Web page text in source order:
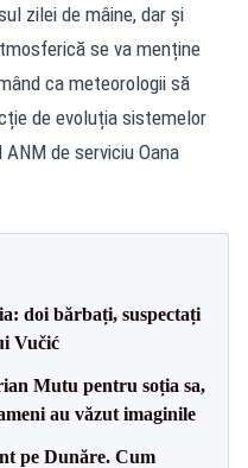
zilei de mâine, dar și
se va menține
ca meteorologii să
de evoluția sistemelor
de serviciu Oana
doi bărbați, suspectați
Vučić
Mutu pentru soția sa,
au văzut imaginile
pe Dunăre. Cum